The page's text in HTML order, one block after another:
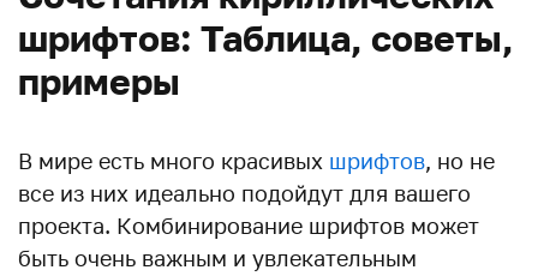
шрифтов: Таблица, советы,
примеры
В мире есть много красивых шрифтов, но не
все из них идеально подойдут для вашего
проекта. Комбинирование шрифтов может
быть очень важным и увлекательным